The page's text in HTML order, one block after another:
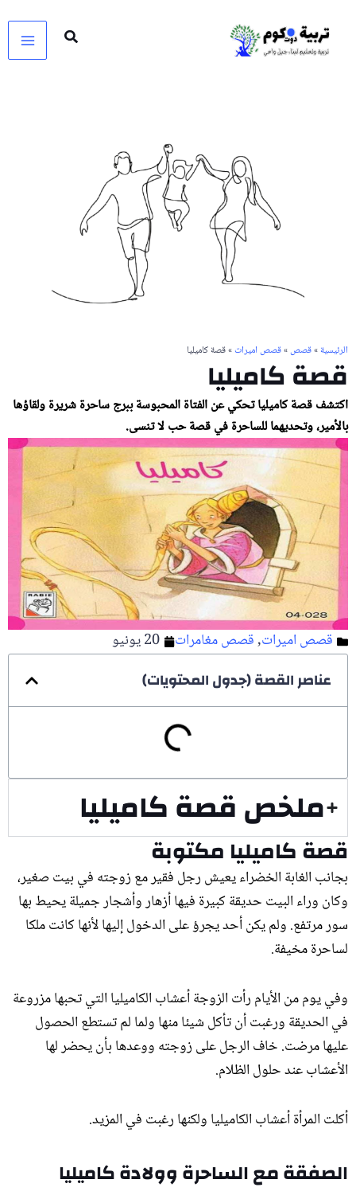
المحتوى
الرئيسية»قصص»قصص اميرات» قصة كاميليا
قصة كاميليا
اكتشف قصة كاميليا تحكي عن الفتاة المحبوسة ببرج ساحرة شريرة ولقاؤها
بالأمير، وتحديهما للساحرة في قصة حب لا تنسى.
قصص اميرات,قصص مغامرات 20 يونيو
عناصر القصة (جدول المحتويات)
ملخص قصة كاميليا
قصة كاميليا مكتوبة
بجانب الغابة الخضراء يعيش رجل فقير مع زوجته في بيت صغير،
وكان وراء البيت حديقة كبيرة فيها أزهار وأشجار جميلة يحيط بها
سور مرتفع. ولم يكن أحد يجرؤ على الدخول إليها لأنها كانت ملكا
لساحرة مخيفة.
وفي يوم من الأيام رأت الزوجة أعشاب الكاميليا التي تحبها مزروعة
في الحديقة ورغبت أن تأكل شيئا منها ولما لم تستطع الحصول
عليها مرضت. خاف الرجل على زوجته ووعدها بأن يحضر لها
الأعشاب عند حلول الظلام.
أكلت المرأة أعشاب الكاميليا ولكنها رغبت في المزيد.
الصفقة مع الساحرة وولادة كاميليا